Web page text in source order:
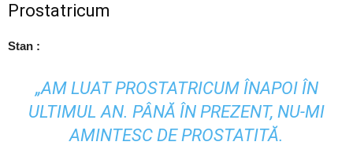
Prostatricum
Stan :
„AM LUAT PROSTATRICUM ÎNAPOI ÎN
ULTIMUL AN. PÂNĂ ÎN PREZENT, NU-MI
AMINTESC DE PROSTATITĂ.